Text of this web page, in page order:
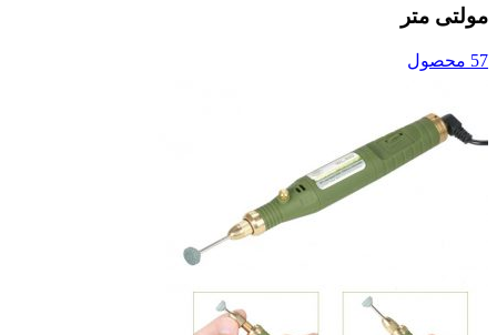
مولتی متر
57 محصول